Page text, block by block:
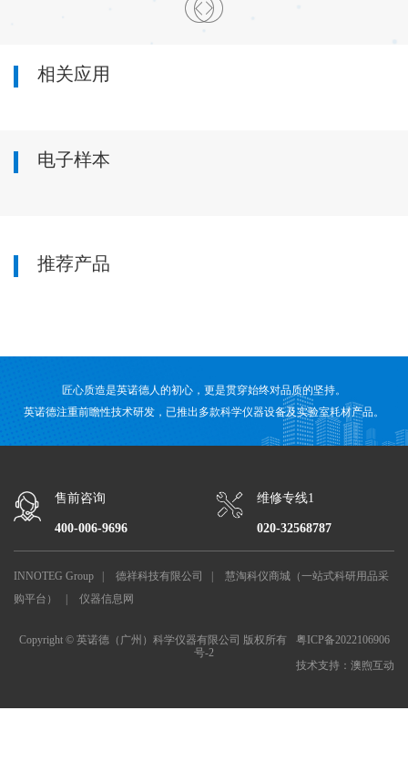
相关应用
电子样本
推荐产品
匠心质造是英诺德人的初心，更是贯穿始终对品质的坚持。
英诺德注重前瞻性技术研发，已推出多款科学仪器设备及实验室耗材产品。
售前咨询
400-006-9696
维修专线1
020-32568787
INNOTEG Group | 德祥科技有限公司 |
慧淘科仪商城（一站式科研用品采
购平台）
| 仪器信息网
Copyright © 英诺德（广州）科学仪器有限公司 版权所有
粤ICP备2022106906
号-2
技术支持： 澳煦互动